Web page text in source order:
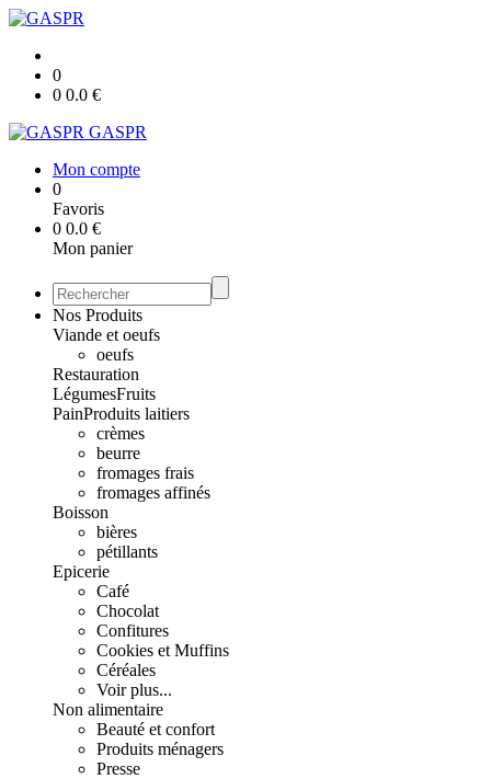
0
0 0.0 €
GASPR
Mon compte
0
Favoris
0 0.0 €
Mon panier
Nos Produits
Viande et oeufs
oeufs
Restauration
LégumesFruits
PainProduits laitiers
crèmes
beurre
fromages frais
fromages affinés
Boisson
bières
pétillants
Epicerie
Café
Chocolat
Confitures
Cookies et Muffins
Céréales
Voir plus...
Non alimentaire
Beauté et confort
Produits ménagers
Presse